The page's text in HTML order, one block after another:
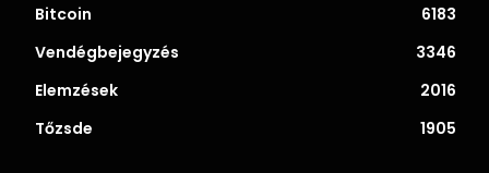
Bitcoin
6183
Vendégbejegyzés
3346
Elemzések
2016
Tőzsde
1905